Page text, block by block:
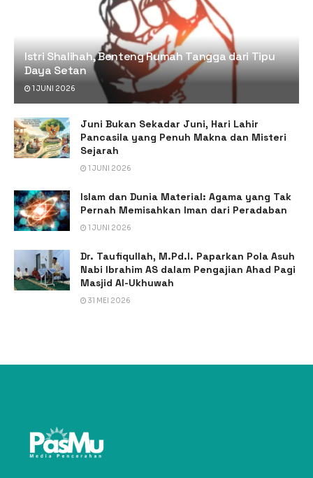
Istri Shalihah, Benteng Rumah Tangga dari Tipu
Daya Setan
1 JUNI 2026
Juni Bukan Sekadar Juni, Hari Lahir
Pancasila yang Penuh Makna dan Misteri
Sejarah
1 JUNI 2026
Islam dan Dunia Material: Agama yang Tak
Pernah Memisahkan Iman dari Peradaban
1 JUNI 2026
Dr. Taufiqullah, M.Pd.I. Paparkan Pola Asuh
Nabi Ibrahim AS dalam Pengajian Ahad Pagi
Masjid Al-Ukhuwah
31 MEI 2026